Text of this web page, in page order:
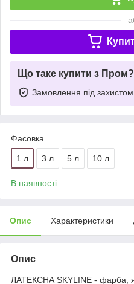
Що таке купити з Пром?
Замовлення під захистом
Фасовка
1 л 3 л 5 л 10 л
В наявності
Опис Характеристики
Опис
ЛАТЕКСНА SKYLINE - фарба,